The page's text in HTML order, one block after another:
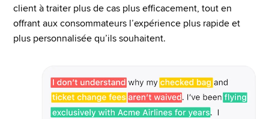
client à traiter plus de cas plus efficacement, tout en
offrant aux consommateurs l’expérience plus rapide et
plus personnalisée qu’ils souhaitent.